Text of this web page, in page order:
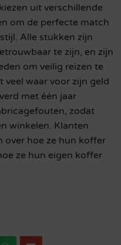
uit verschillende
om de perfecte match
Alle stukken zijn
te zijn, en zijn
om veilig reizen te
veel waar voor zijn geld
met één jaar
zodat
winkelen. Klanten
over hoe ze hun koffer
ze hun eigen koffer